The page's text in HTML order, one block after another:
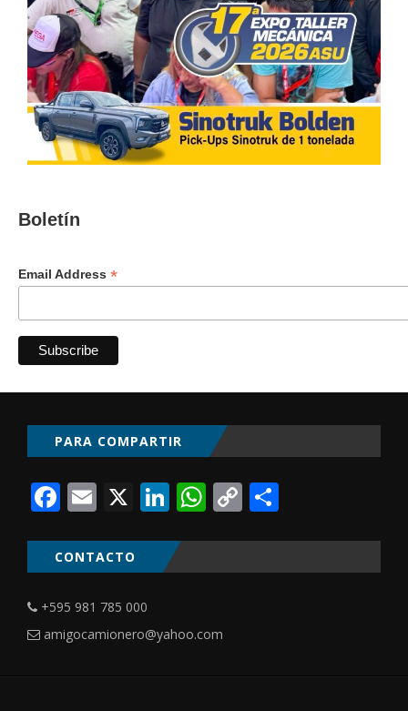
Boletín
Email Address *
PARA COMPARTIR
Facebook
Email
X LinkedIn
WhatsApp
Copy
CONTACTO
+595 981 785 000
amigocamionero@yahoo.com